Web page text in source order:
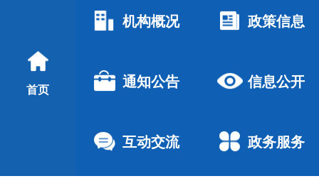
首页
机构概况 政策信息
通知公告 信息公开
互动交流 政务服务